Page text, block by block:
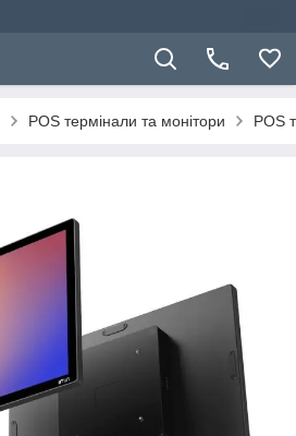
POS термінали та монітори POS